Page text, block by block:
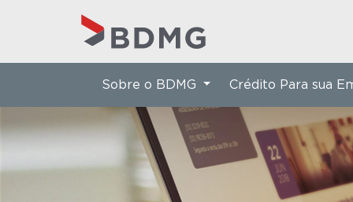
Sobre o BDMG Crédito Para sua